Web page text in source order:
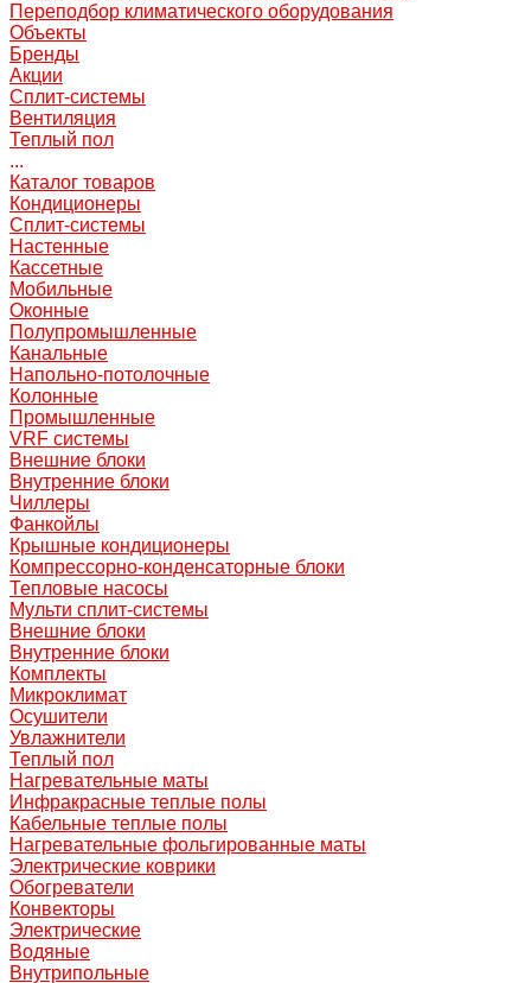
Переподбор климатического оборудования
Объекты
Бренды
Акции
Сплит-системы
Вентиляция
Теплый пол
...
Каталог товаров
Кондиционеры
Сплит-системы
Настенные
Кассетные
Мобильные
Оконные
Полупромышленные
Канальные
Напольно-потолочные
Колонные
Промышленные
VRF системы
Внешние блоки
Внутренние блоки
Чиллеры
Фанкойлы
Крышные кондиционеры
Компрессорно-конденсаторные блоки
Тепловые насосы
Мульти сплит-системы
Внешние блоки
Внутренние блоки
Комплекты
Микроклимат
Осушители
Увлажнители
Теплый пол
Нагревательные маты
Инфракрасные теплые полы
Кабельные теплые полы
Нагревательные фольгированные маты
Электрические коврики
Обогреватели
Конвекторы
Электрические
Водяные
Внутрипольные